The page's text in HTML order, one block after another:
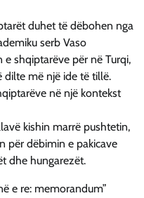
duhet të dëbohen nga
serb Vaso
shqiptarëve për në Turqi,
dilte më një ide të tillë.
në një kontekst
kishin marrë pushtetin,
për dëbimin e pakicave
dhe hungarezët.
e re: memorandum”